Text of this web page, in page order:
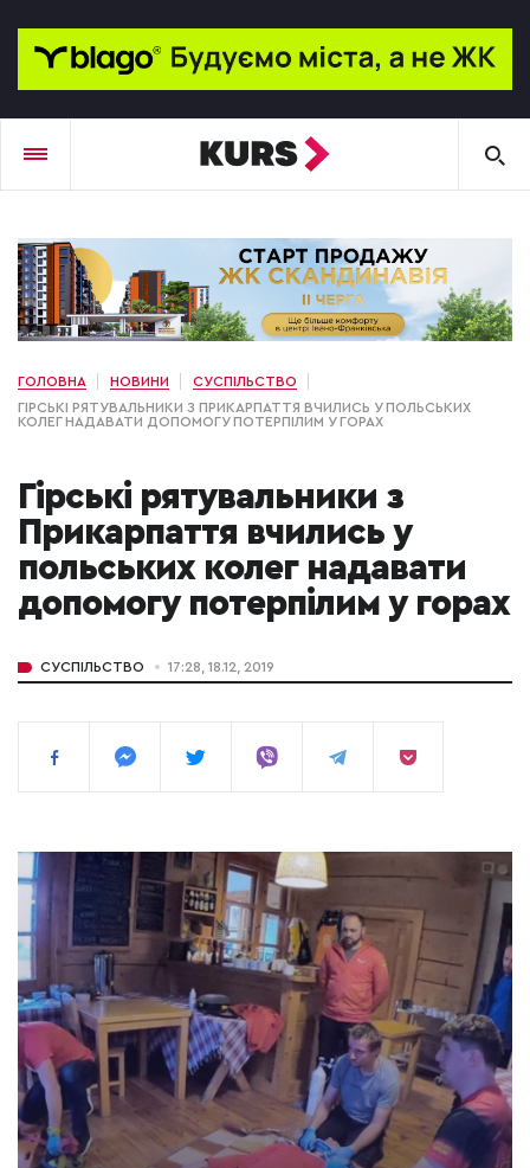
ГОЛОВНА НОВИНИ
СУСПІЛЬСТВО
ГІРСЬКІ РЯТУВАЛЬНИКИ З ПРИКАРПАТТЯ ВЧИЛИСЬ У ПОЛЬСЬКИХ
КОЛЕГ НАДАВАТИ ДОПОМОГУ ПОТЕРПІЛИМ У ГОРАХ
Гірські рятувальники з
Прикарпаття вчились у
польських колег надавати
допомогу потерпілим у горах
СУСПІЛЬСТВО 17:28, 18.12, 2019